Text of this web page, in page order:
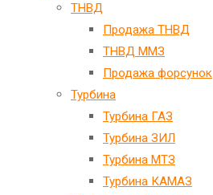
ТНВД
Продажа ТНВД
ТНВД ММЗ
Продажа форсунок
Турбина
Турбина ГАЗ
Турбина ЗИЛ
Турбина МТЗ
Турбина КАМАЗ